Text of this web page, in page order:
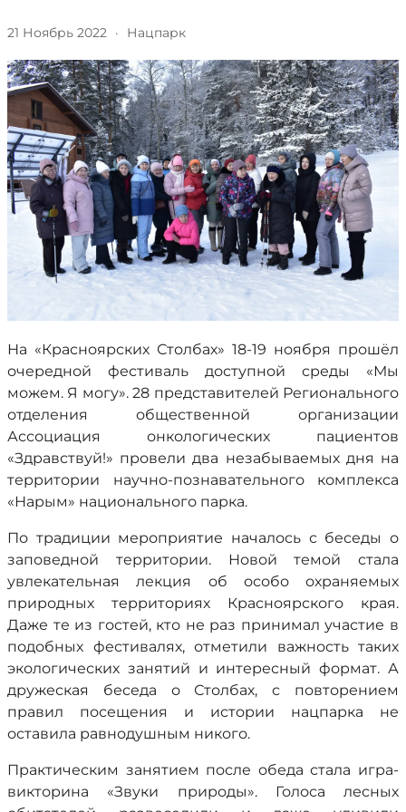
21 Ноябрь 2022 · Нацпарк
На «Красноярских Столбах» 18-19 ноября прошёл
очередной фестиваль доступной среды «Мы
можем. Я могу». 28 представителей Регионального
отделения общественной организации
Ассоциация онкологических пациентов
«Здравствуй!» провели два незабываемых дня на
территории научно-познавательного комплекса
«Нарым» национального парка.
По традиции мероприятие началось с беседы о
заповедной территории. Новой темой стала
увлекательная лекция об особо охраняемых
природных территориях Красноярского края.
Даже те из гостей, кто не раз принимал участие в
подобных фестивалях, отметили важность таких
экологических занятий и интересный формат. А
дружеская беседа о Столбах, с повторением
правил посещения и истории нацпарка не
оставила равнодушным никого.
Практическим занятием после обеда стала игра-
викторина «Звуки природы». Голоса лесных